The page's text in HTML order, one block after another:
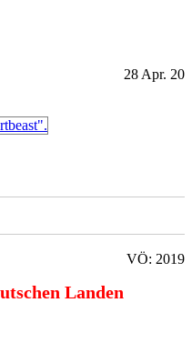
28 Apr. 20
VÖ: 2019
Landen